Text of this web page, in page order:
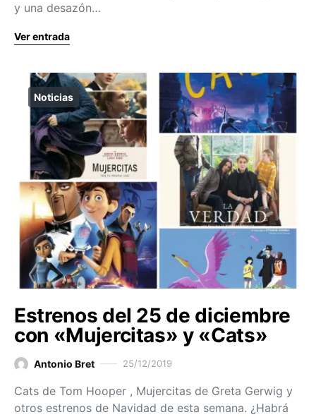
y una desazón…
Ver entrada
Noticias
Estrenos del 25 de diciembre
con «Mujercitas» y «Cats»
Antonio Bret 25/12/2019
Cats de Tom Hooper , Mujercitas de Greta Gerwig y
otros estrenos de Navidad de esta semana. ¿Habrá